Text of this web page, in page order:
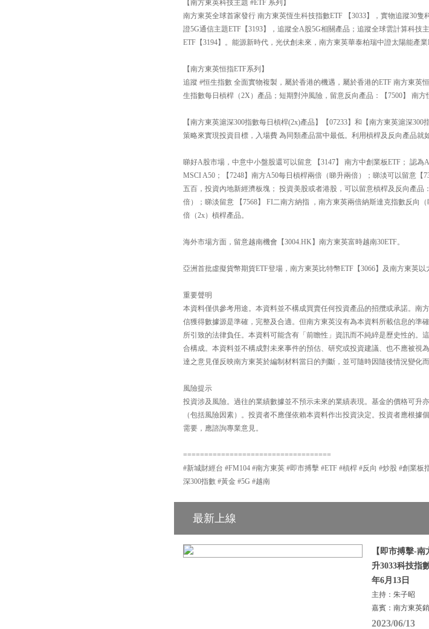
【南方東英科技主題 #ETF 系列】
南方東英全球首家發行 南方東英恆生科技指數ETF 【3033】，實物追蹤30
證5G通信主題ETF【3193】，追蹤全A股5G相關產品；追蹤全球雲計算科
ETF【3194】。能源新時代，光伏創未來，南方東英華泰柏瑞中證太陽能產業
【南方東英恒指ETF系列】
追蹤 #恒生指數 全面實物複製，屬於香港的機遇，屬於香港的ETF 南方東英
生指數每日槓桿（2X）產品；短期對沖風險，留意反向產品：【7500】 南
【南方東英滬深300指數每日槓桿(2x)產品】【07233】和【南方東英滬深
策略來實現投資目標，入場費 為同類產品當中最低。利用槓桿及反向產品就
睇好A股市場，中意中小盤股還可以留意 【3147】 南方中創業板ETF； 認為
MSCI A50；【7248】南方A50每日槓桿兩倍（睇升兩倍）；睇淡可以留意
五百，投資內地新經濟板塊； 投資美股或者港股，可以留意槓桿及反向產
倍）；睇淡留意 【7568】 FI二南方納指 ，南方東英兩倍納斯達克指數反向
倍（2x）槓桿產品。
海外市場方面，留意越南機會【3004.HK】南方東英富時越南30ETF。
亞洲首批虛擬貨幣期貨ETF登場，南方東英比特幣ETF【3066】及南方東英
重要聲明
本資料僅供參考用途。本資料並不構成買賣任何投資產品的招攬或承諾。南
信獲得數據源是準確，完整及合適。但南方東英沒有為本資料所載信息的準
所引致的法律負任。本資料可能含有「前瞻性」資訊而不純綷是歷史性的。
合構成。本資料並不構成對未來事件的預估、研究或投資建議、也不應被視
達之意見僅反映南方東英於編制材料當日的判斷，並可隨時因隨後情況變化
風險提示
投資涉及風險。過往的業績數據並不預示未來的業績表現。基金的價格可升
（包括風險因素）。投資者不應僅依賴本資料作出投資決定。投資者應根
需要，應諮詢專業意見。
===================================
#新城財經台 #FM104 #南方東英 #即市搏擊 #ETF #槓桿 #反向 #炒股 #創業
深300指數 #黃金 #5G #越南
最新上線
【即市搏擊-
升3033科技指
年6月13日
主持：朱子昭
嘉賓：南方東英
2023/06/13